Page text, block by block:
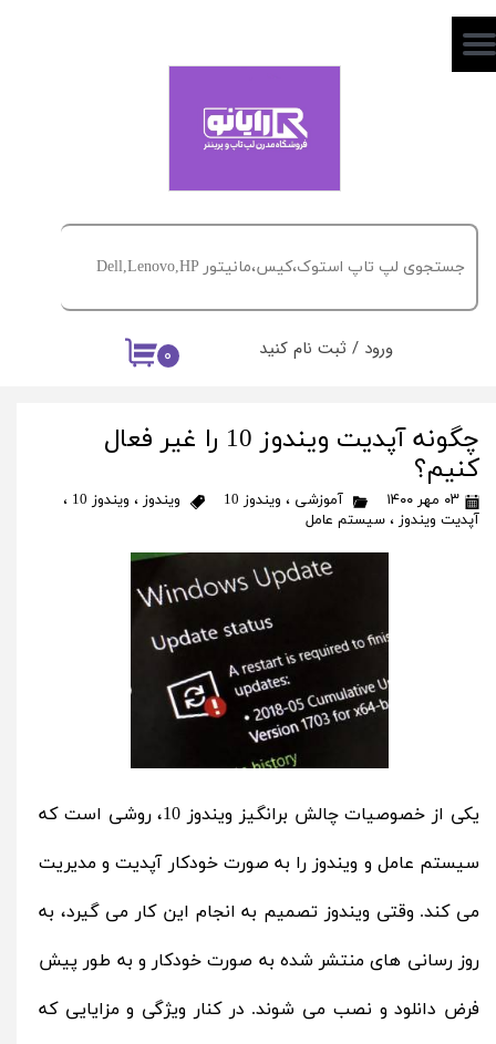
۰ ورود / ثبت نام کنید
حساب کاربری من
خروج از حساب کاربری
چگونه آپدیت ویندوز 10 را غیر فعال
کنیم؟
۰۳ مهر ۱۴۰۰ آموزشی ، ویندوز 10 ویندوز ، ویندوز 10
،
آپدیت ویندوز ، سیستم عامل
یکی از خصوصیات چالش برانگیز ویندوز 10، روشی است که
سیستم عامل و ویندوز را به صورت خودکار آپدیت و مدیریت
می کند. وقتی ویندوز تصمیم به انجام این کار می گیرد، به
روز رسانی های منتشر شده به صورت خودکار و به طور پیش
فرض دانلود و نصب می شوند. در کنار ویژگی و مزایایی که